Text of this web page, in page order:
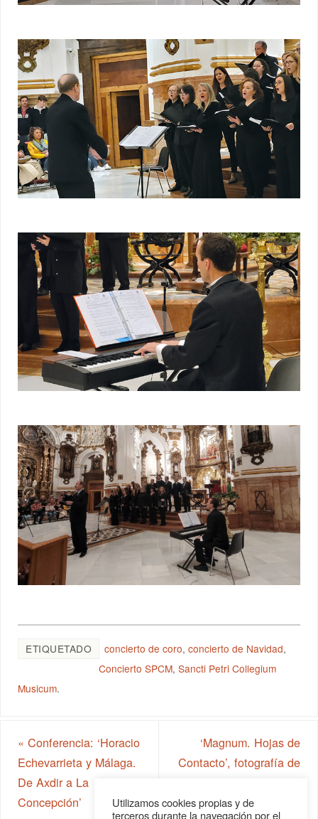
ETIQUETADO concierto de coro,concierto de Navidad,
Concierto SPCM,Sancti Petri Collegium
Musicum.
« Conferencia: ‘Horacio
Echevarrieta y Málaga.
De Axdir a La
Concepción’
‘Magnum. Hojas de
Contacto’, fotografía de
Utilizamos cookies propias y de
terceros durante la navegación por el